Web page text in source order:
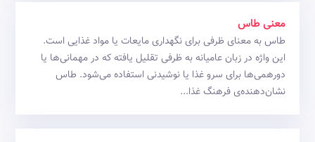
معنی طاس
طاس به معنای ظرفی برای نگهداری مایعات یا مواد غذایی است.
این واژه در زبان عامیانه به ظرفی تقلیل یافته که در مهمانی‌ها یا
دورهمی‌ها برای سرو غذا یا نوشیدنی استفاده می‌شود. طاس
نشان‌دهنده‌ی فرهنگ غذا...